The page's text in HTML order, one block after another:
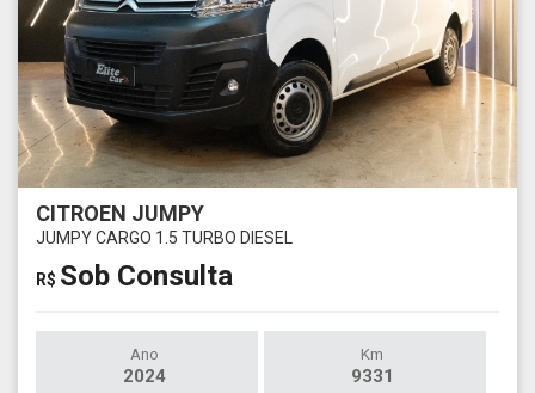
CITROEN JUMPY
JUMPY CARGO 1.5 TURBO DIESEL
R$ Sob Consulta
Ano
2024
Km
9331